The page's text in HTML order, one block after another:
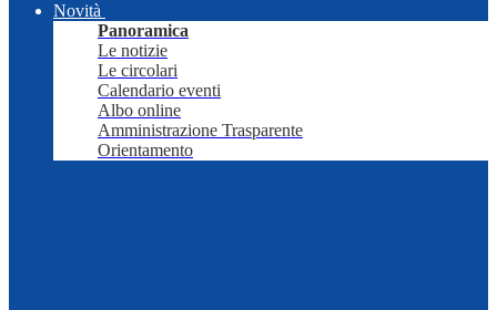
Novità
Panoramica
Le notizie
Le circolari
Calendario eventi
Albo online
Amministrazione Trasparente
Orientamento